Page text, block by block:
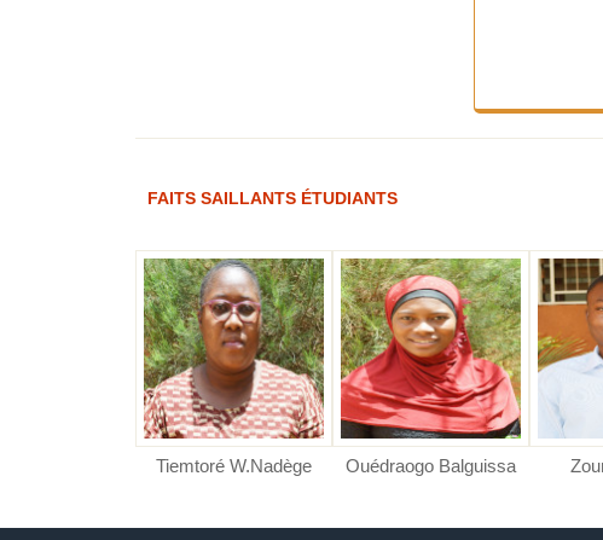
FAITS SAILLANTS ÉTUDIANTS
Tiemtoré W.Nadège Ouédraogo Balguissa